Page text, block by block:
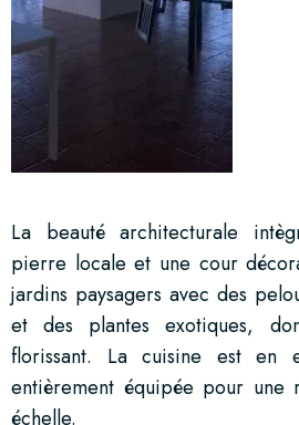
La beauté architecturale
pierre locale et une cour
jardins paysagers avec des
et des plantes exotiques,
florissant. La cuisine est en
entièrement équipée pour une
échelle.